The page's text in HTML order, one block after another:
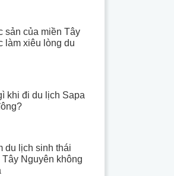
sản của miền Tây
làm xiêu lòng du
khi đi du lịch Sapa
du lịch sinh thái
Tây Nguyên không